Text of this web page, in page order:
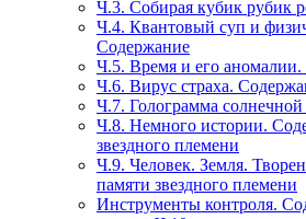
Ч.3. Собирая кубик рубик
Ч.4. Квантовый суп и
Содержание
Ч.5. Время и его
Ч.6. Вирус страха.
Ч.7. Голограмма
Ч.8. Немного истории.
звездного племени
Ч.9. Человек. Земля.
памяти звездного племени
Инструменты контроля.